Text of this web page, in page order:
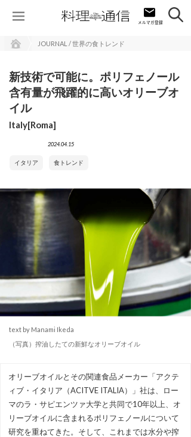
JOURNAL / 世界の食トレンド
新技術で可能に。ポリフェノール
含有量が飛躍的に高いオリーブオ
イル
Italy[Roma]
2024.04.15
イタリア 食トレンド
text by Manami Ikeda
（写真）搾油したての新鮮なオリーブオイル
オリーブオイルとその関連食品メーカー「アクテ
ィブ・イタリア（ACITVE ITALIA）」社は、ロー
マのラ・サピエンツァ大学と共同で10年以上、オ
リーブオイルに含まれるポリフェノールについて
研究を重ねてきた。そして、これまでは水分や搾